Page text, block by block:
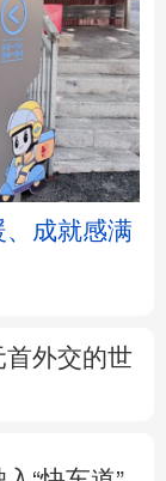
山西
江苏
江西
、成就感满
外交的世